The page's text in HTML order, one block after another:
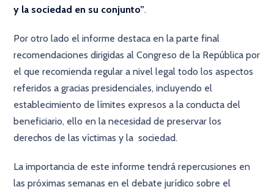
y la sociedad en su conjunto”.
Por otro lado el informe destaca en la parte final
recomendaciones dirigidas al Congreso de la República por
el que recomienda regular a nivel legal todo los aspectos
referidos a gracias presidenciales, incluyendo el
establecimiento de límites expresos a la conducta del
beneficiario, ello en la necesidad de preservar los
derechos de las víctimas y la sociedad.
La importancia de este informe tendrá repercusiones en
las próximas semanas en el debate jurídico sobre el